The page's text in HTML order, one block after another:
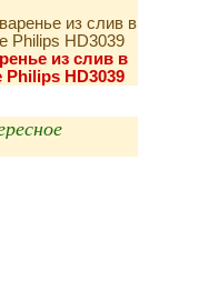
из слив в
Philips HD3039